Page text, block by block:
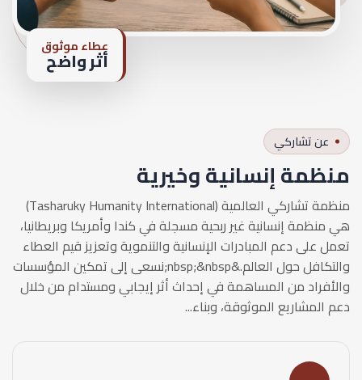
عطاء موثوق
أثر واضح
عن تشاركي
منظمة إنسانية وخيرية
منظمة تشاركي العالمية (Tasharuky Humanity International)
هي منظمة إنسانية غير ربحية مسجلة في كندا وأمريكا وبريطانيا،
تعمل على دعم المبادرات الإنسانية والتنموية وتعزيز قيم العطاء
والتكافل حول العالم.&nbsp;&nbsp;نسعى إلى تمكين المؤسسات
والأفراد من المساهمة في إحداث أثر إيجابي ومستدام من خلال
دعم المشاريع الموثوقة، وبناء...